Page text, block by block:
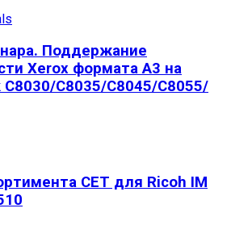
Поддержание
Xerox формата А3 на
C8030/С8035/С8045/С8055/
СЕТ для Ricoh IM